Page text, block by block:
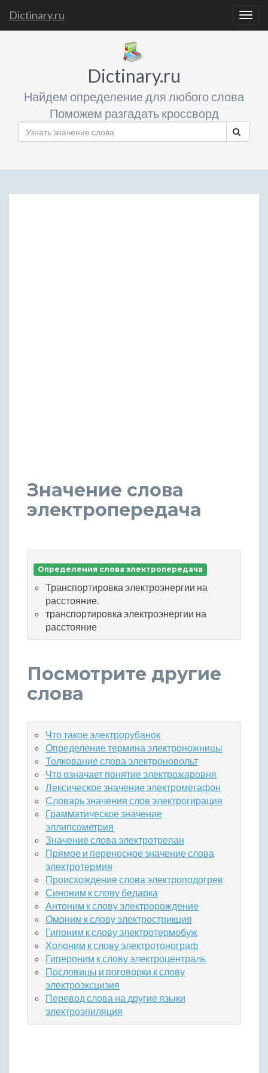
Dictinary.ru
Dictinary.ru
Найдем определение для любого слова
Поможем разгадать кроссворд
Значение слова
электропередача
Определения слова электропередача
Транспортировка электроэнергии на
расстояние.
транспортировка электроэнергии на
расстояние
Посмотрите другие
слова
Что такое электрорубанок
Определение термина электроножницы
Толкование слова электроновольт
Что означает понятие электрожаровня
Лексическое значение электромегафон
Словарь значения слов электрогирация
Грамматическое значение
эллипсометрия
Значение слова электротрепан
Прямое и переносное значение слова
электротермия
Происхождение слова электроподогрев
Синоним к слову бедарка
Антоним к слову электророждение
Омоним к слову электрострикция
Гипоним к слову электротермобуж
Холоним к слову электротонограф
Гипероним к слову электроцентраль
Пословицы и поговорки к слову
электроэксцизия
Перевод слова на другие языки
электроэпиляция